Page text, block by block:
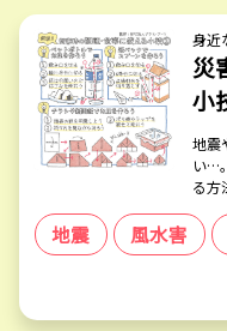
身近
災
小
地震
い…
る方
地震 風水害